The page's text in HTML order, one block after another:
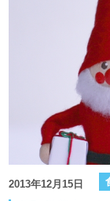
2013年12月15日